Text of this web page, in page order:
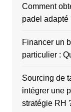
Comment
padel adapté
Financer un
particulier :
Sourcing de
intégrer une
stratégie RH